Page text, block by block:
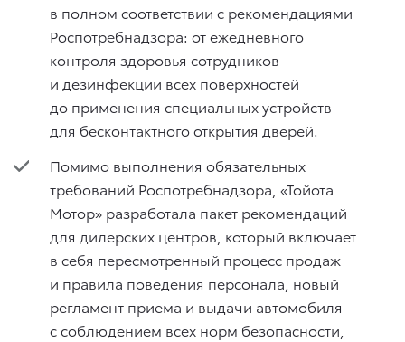
в полном соответствии с рекомендациями
Роспотребнадзора: от ежедневного
контроля здоровья сотрудников
и дезинфекции всех поверхностей
до применения специальных устройств
для бесконтактного открытия дверей.
Помимо выполнения обязательных
требований Роспотребнадзора, «Тойота
Мотор» разработала пакет рекомендаций
для дилерских центров, который включает
в себя пересмотренный процесс продаж
и правила поведения персонала, новый
регламент приема и выдачи автомобиля
с соблюдением всех норм безопасности,